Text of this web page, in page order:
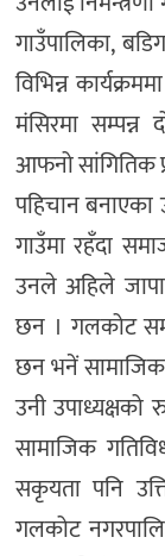
गाउँपालिका,
विभिन्न
मंसिरमा सम्पन्न
आफनो सांगितिक
पहिचान
गाउँमा रहँदा
उनले अहिले
छन । गलकोट
छन भनें सामाजिक
उनी उपाध्यक्षको
सामाजिक
सकृयता पनि
गलकोट